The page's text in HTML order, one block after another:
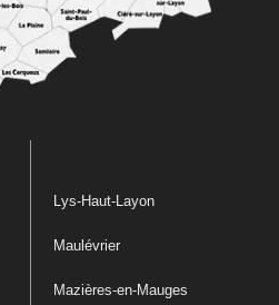
Lys-Haut-Layon
Maulévrier
Mazières-en-Mauges